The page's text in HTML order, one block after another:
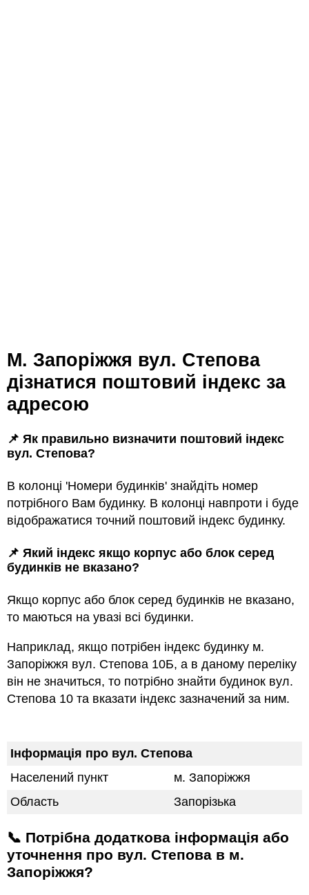
м. Запоріжжя вул. Степова
дізнатися поштовий індекс за
адресою
📌 Як правильно визначити поштовий індекс
вул. Степова?
В колонці 'Номери будинків' знайдіть номер
потрібного Вам будинку. В колонці навпроти і буде
відображатися точний поштовий індекс будинку.
📌 Який індекс якщо корпус або блок серед
будинкiв не вказано?
Якщо корпус або блок серед будинкiв не вказано,
то маються на увазi всi будинки.
Наприклад, якщо потрiбен індекс будинку м.
Запоріжжя вул. Степова 10Б, а в даному переліку
він не значиться, то потрібно знайти будинок вул.
Степова 10 та вказати індекс зазначений за ним.
Інформація про вул. Степова
Населений пункт
м. Запоріжжя
Область
Запорізька
📞 Потрібна додаткова інформація або
уточнення про вул. Степова в м.
Запоріжжя?